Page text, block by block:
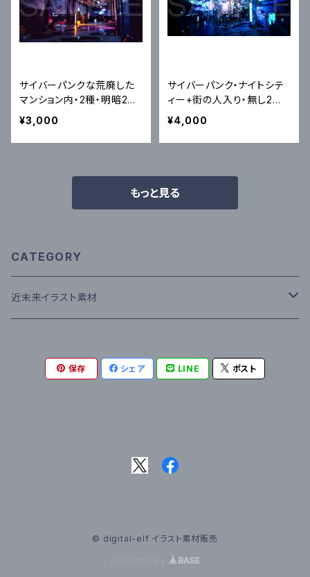
サイバーパンクな荒廃した
マンション内・2種・明暗2パ
ターン4枚セット｜近未来ア
ニメ風イラスト素材
¥3,000
サイバーパンク・ナイトシテ
ィー+街の人入り・無し2枚
セット｜近未来アニメ風イラ
スト素材
¥4,000
もっと見る
CATEGORY
近未来イラスト素材
近未来都市外観
保存 シェア LINE ポスト
© digital-elf イラスト素材販売